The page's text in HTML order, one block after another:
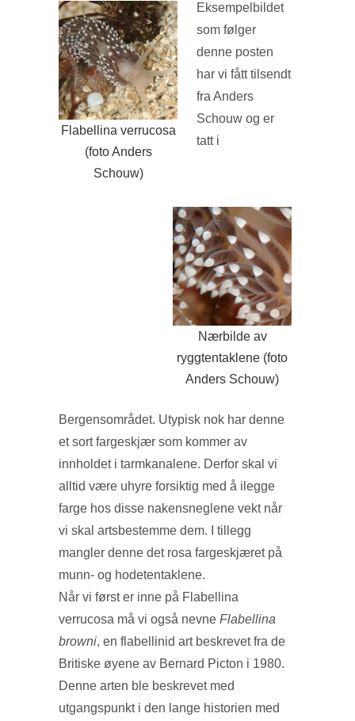
Flabellina verrucosa
(foto Anders
Schouw)
Nærbilde av
ryggtentaklene (foto
Anders Schouw)
Eksempelbildet
som følger
denne posten
har vi fått tilsendt
fra Anders
Schouw og er
tatt i
Bergensområdet. Utypisk nok har denne
et sort fargeskjær som kommer av
innholdet i tarmkanalene. Derfor skal vi
alltid være uhyre forsiktig med å ilegge
farge hos disse nakensneglene vekt når
vi skal artsbestemme dem. I tillegg
mangler denne det rosa fargeskjæret på
munn- og hodetentaklene.
Når vi først er inne på Flabellina
verrucosa må vi også nevne Flabellina
browni, en flabellinid art beskrevet fra de
Britiske øyene av Bernard Picton i 1980.
Denne arten ble beskrevet med
utgangspunkt i den lange historien med